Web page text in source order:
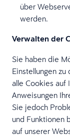
über
werden.
Verwalten der
Sie haben die
Einstellungen
alle Cookies auf
Anweisungen
Sie jedoch
und Funktionen
auf unserer